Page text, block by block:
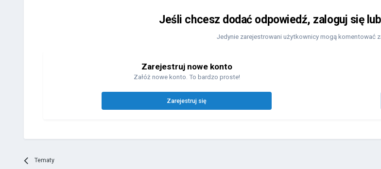
Jeśli chcesz dodać odpowiedź, zaloguj się
Jedynie zarejestrowani użytkownicy mogą komentować
Zarejestruj nowe konto
Załóż nowe konto. To bardzo proste!
Zarejestruj się
Tematy